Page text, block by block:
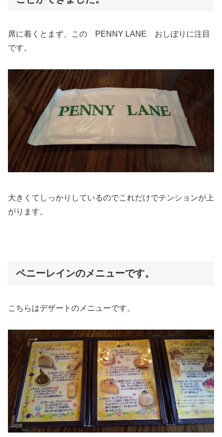
席に着くとまず、この PENNY LANE おしぼりに注目
です。
大きくてしっかりしているのでこれだけでテンションが上
がります。
ペニーレインのメニューです。
こちらはデザートのメニューです。